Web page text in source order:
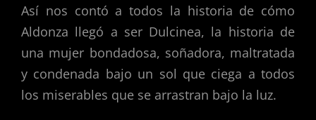
Así nos contó a todos la historia de cómo
Aldonza llegó a ser Dulcinea, la historia de
una mujer bondadosa, soñadora, maltratada
y condenada bajo un sol que ciega a todos
los miserables que se arrastran bajo la luz.